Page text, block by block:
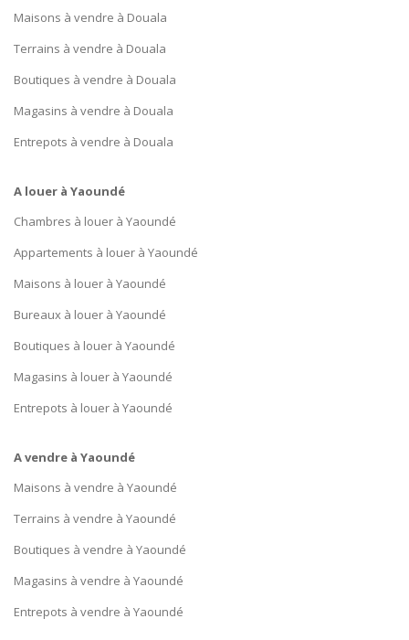
Maisons à vendre à Douala
Terrains à vendre à Douala
Boutiques à vendre à Douala
Magasins à vendre à Douala
Entrepots à vendre à Douala
A louer à Yaoundé
Chambres à louer à Yaoundé
Appartements à louer à Yaoundé
Maisons à louer à Yaoundé
Bureaux à louer à Yaoundé
Boutiques à louer à Yaoundé
Magasins à louer à Yaoundé
Entrepots à louer à Yaoundé
A vendre à Yaoundé
Maisons à vendre à Yaoundé
Terrains à vendre à Yaoundé
Boutiques à vendre à Yaoundé
Magasins à vendre à Yaoundé
Entrepots à vendre à Yaoundé